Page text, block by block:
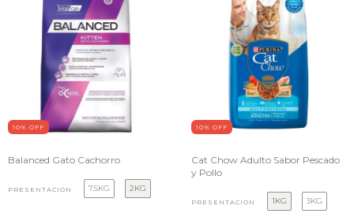
10% OFF
Balanced Gato Cachorro
PRESENTACIÓN 7.5KG 2KG
10% OFF
Cat Chow Adulto Sabor Pescado
y Pollo
PRESENTACIÓN 1KG 3KG